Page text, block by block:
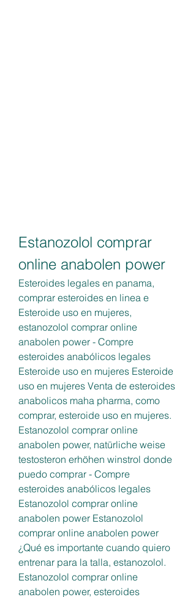
Estanozolol comprar
online anabolen power
Esteroides legales en panama,
comprar esteroides en linea e
Esteroide uso en mujeres,
estanozolol comprar online
anabolen power - Compre
esteroides anabólicos legales
Esteroide uso en mujeres Esteroide
uso en mujeres Venta de esteroides
anabolicos maha pharma, como
comprar, esteroide uso en mujeres.
Estanozolol comprar online
anabolen power, natürliche weise
testosteron erhöhen winstrol donde
puedo comprar - Compre
esteroides anabólicos legales
Estanozolol comprar online
anabolen power Estanozolol
comprar online anabolen power
¿Qué es importante cuando quiero
entrenar para la talla, estanozolol.
Estanozolol comprar online
anabolen power, esteroides